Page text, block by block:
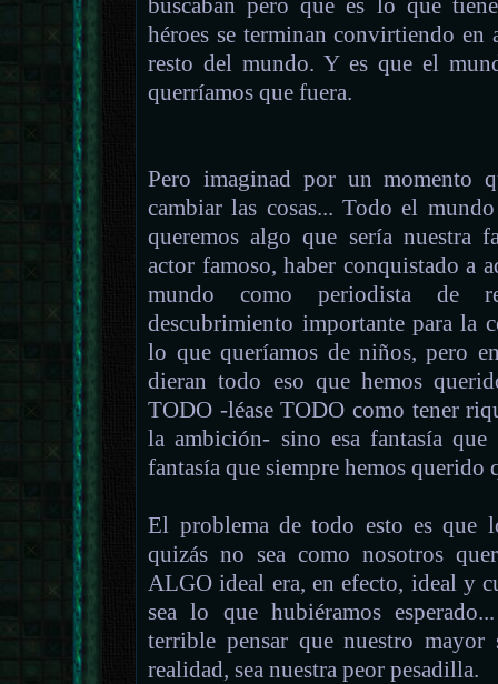
héroes se terminan convirtiendo en
resto del mundo. Y es que el
querríamos que fuera.
Pero imaginad por un momento
cambiar las cosas... Todo el
queremos algo que sería nuestra
actor famoso, haber conquistado a
mundo como periodista de
descubrimiento importante para la
lo que queríamos de niños, pero
dieran todo eso que hemos
TODO -léase TODO como tener
la ambición- sino esa fantasía que
fantasía que siempre hemos querido
El problema de todo esto es que
quizás no sea como nosotros
ALGO ideal era, en efecto, ideal y
sea lo que hubiéramos
terrible pensar que nuestro
realidad, sea nuestra peor pesadilla.